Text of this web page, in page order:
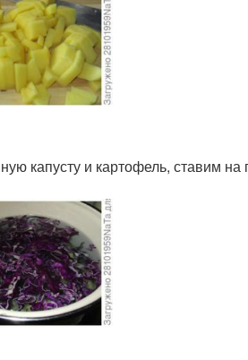
капусту и картофель, ставим на